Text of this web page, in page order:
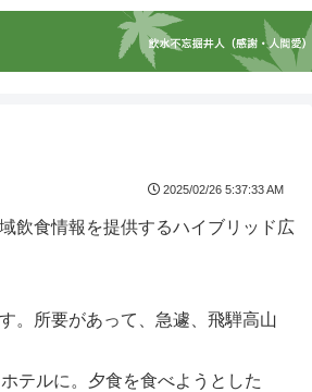
2025/02/26 5:37:33 AM
飲食情報を提供するハイブリッド広
。所要があって、急遽、飛騨高山
テルに。夕食を食べようとした